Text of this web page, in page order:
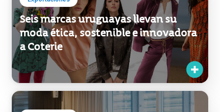
Exportaciones
Seis marcas uruguayas llevan su
moda ética, sostenible e innovadora
a Coterie